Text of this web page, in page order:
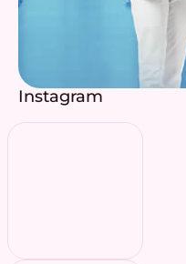
Instagram